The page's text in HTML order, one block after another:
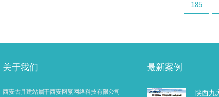
185
关于我们
西安古月建站属于西安网赢网络科技有限公司
最新案例
陕西九